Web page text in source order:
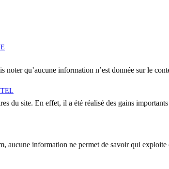
qu’aucune information n’est donnée sur le
du site. En effet, il a été réalisé des gains
aucune information ne permet de savoir qui exploite